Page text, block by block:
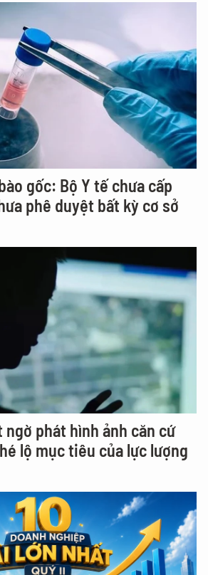
gốc: Bộ Y tế chưa cấp
phê duyệt bất kỳ cơ sở
ngờ phát hình ảnh căn cứ
lộ mục tiêu của lực lượng